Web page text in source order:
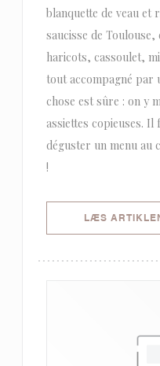
blanquette de veau
saucisse de
haricots, cassoulet,
tout accompagné par
chose est sûre : on y
assiettes copieuses.
déguster un menu au
!
LÆS